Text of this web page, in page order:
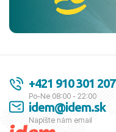
+421 910 301 207
Po-Ne 08:00 - 22:00
idem@idem.sk
Napíšte nám email